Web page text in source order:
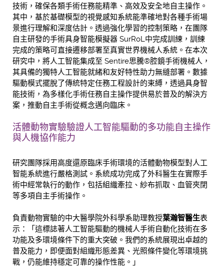
技術，確保各類手術任務能精準、高效及安全地自主操作。
其中，基於基礎模型的視覺感知系統能準確地對各種手術場
景進行理解和深度估計。透過強化學習的控制策略，在團隊
自主研發的手術具身智能模擬器 SurRoL中完成訓練，訓練
完成的策略可直接遷移部署至真實世界機械人系統。在本次
研究中，將人工智能集成至 Sentire思騰®腔鏡手術機械人，
其具備的獨特人工智能就緒和友好特性助力無縫部署。數據
驅動模式擺脫了傳統特定任務工程設計的束縛，透過具身智
能技術，為多樣化手術任務自主操作提供易於普及的解決方
案，推動自主手術從概念邁向臨床。
活體動物實驗驗證人工智能驅動的多功能自主操作
與人機協作能力
研究團隊採用高度還原臨床手術環境的活體動物模型對人工
智能系統進行嚴格測試。系統成功完成了外科醫生在實際手
術中經常執行的動作，包括組織牽拉、紗布抓取、血管夾閉
等多項自主手術操作。
負責動物實驗的中大醫學院外科學系助理教授葉瀚智醫生表
示：「這標誌著人工智能驅動的機械人手術自動化技術在多
功能及多環境條件下的重大突破。我們的系統展現出卓越的
普及能力，即便面對組織形態差異、光照條件變化等環境挑
戰，仍能維持穩定可靠的操作性能。」